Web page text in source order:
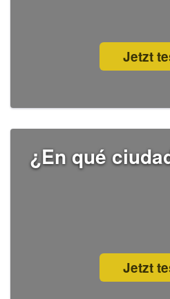
Jetzt
¿En qué
Jetzt